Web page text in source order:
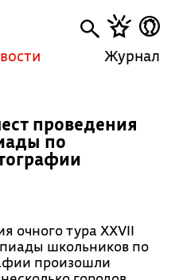
Журнал
проведения
по
очного тура XXVII
школьников по
произошли